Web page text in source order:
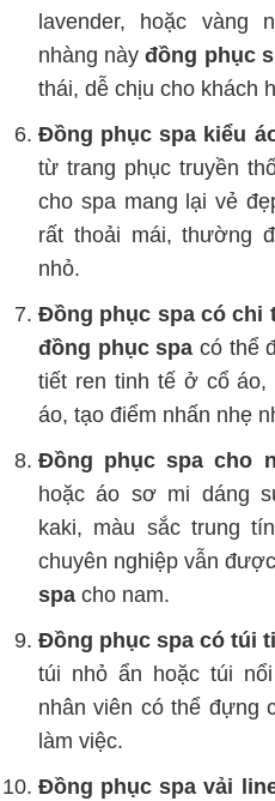
lavender, hoặc vàng
nhàng nàyđồng phục
thái, dễ chịu cho khách
Đồng phục spa kiểu
từ trang phục truyền
cho spa mang lại vẻ
rất thoải mái, thường
nhỏ.
Đồng phục spa có chi
đồng phục spa có thể
tiết ren tinh tế ở cổ
áo, tạo điểm nhấn nhẹ
Đồng phục spa cho
hoặc áo sơ mi dáng
kaki, màu sắc trung
chuyên nghiệp vẫn
spa cho nam.
Đồng phục spa có túi
túi nhỏ ẩn hoặc túi
nhân viên có thể đựng
làm việc.
Đồng phục spa vải